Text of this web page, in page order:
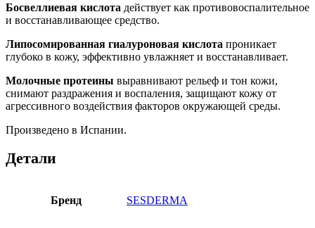
Босвеллиевая кислота действует как противовоспалительное
и восстанавливающее средство.
Липосомированная гиалуроновая кислота проникает
глубоко в кожу, эффективно увлажняет и восстанавливает.
Молочные протеины выравнивают рельеф и тон кожи,
снимают раздражения и воспаления, защищают кожу от
агрессивного воздействия факторов окружающей среды.
Произведено в Испании.
Детали
Бренд SESDERMA